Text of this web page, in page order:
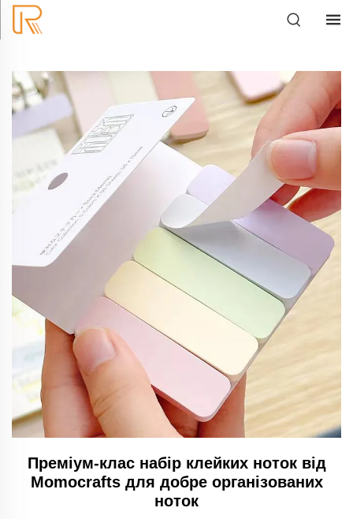
Преміум-клас набір клейких ноток від
Momocrafts для добре організованих
ноток